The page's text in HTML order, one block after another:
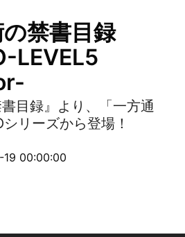
禁書目録
LEVEL5
書目録』より、「一方通
リーズから登場！
19 00:00:00